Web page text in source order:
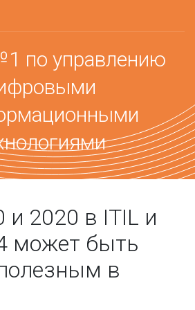
по управлению
и 2020 в ITIL и
может быть
в